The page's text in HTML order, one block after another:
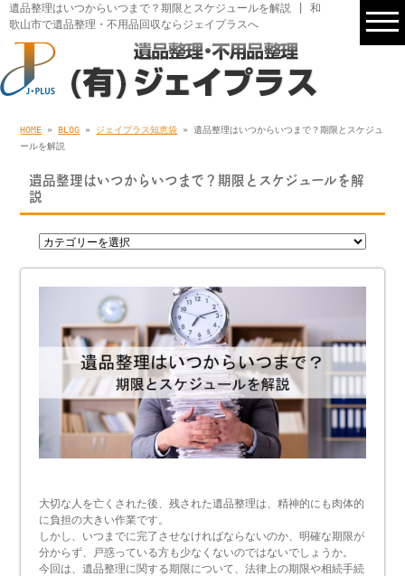
遺品整理はいつからいつまで？期限とスケジュールを解説 | 和
歌山市で遺品整理・不用品回収ならジェイプラスへ
HOME »BLOG » ジェイプラス知恵袋 » 遺品整理はいつからいつまで？期限とスケジュ
ールを解説
遺品整理はいつからいつまで？期限とスケジュールを解
説
大切な人を亡くされた後、残された遺品整理は、精神的にも肉体的
に負担の大きい作業です。
しかし、いつまでに完了させなければならないのか、明確な期限が
分からず、戸惑っている方も少なくないのではないでしょうか。
今回は、遺品整理に関する期限について、法律上の期限や相続手続